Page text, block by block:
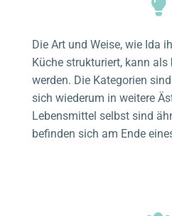
Die Art und Weise, wie Ida
Küche strukturiert, kann als
werden. Die Kategorien
sich wiederum in weitere
Lebensmittel selbst sind
befinden sich am Ende